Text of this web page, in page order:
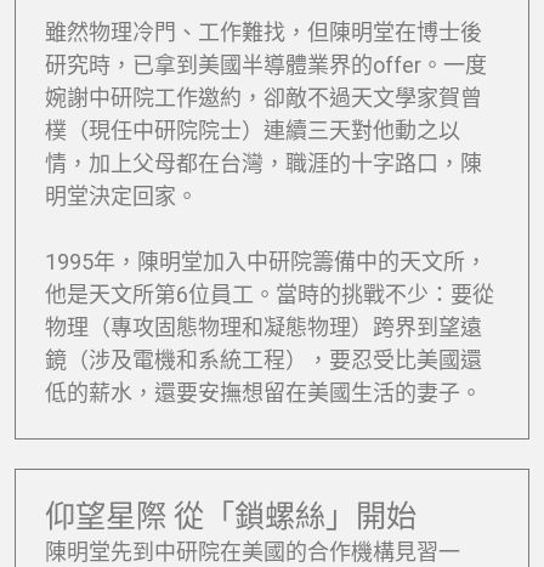
雖然物理冷門、工作難找，但陳明堂在博士後
研究時，已拿到美國半導體業界的offer。一度
婉謝中研院工作邀約，卻敵不過天文學家賀曾
樸（現任中研院院士）連續三天對他動之以
情，加上父母都在台灣，職涯的十字路口，陳
明堂決定回家。
1995年，陳明堂加入中研院籌備中的天文所，
他是天文所第6位員工。當時的挑戰不少：要從
物理（專攻固態物理和凝態物理）跨界到望遠
鏡（涉及電機和系統工程），要忍受比美國還
低的薪水，還要安撫想留在美國生活的妻子。
仰望星際 從「鎖螺絲」開始
陳明堂先到中研院在美國的合作機構見習一